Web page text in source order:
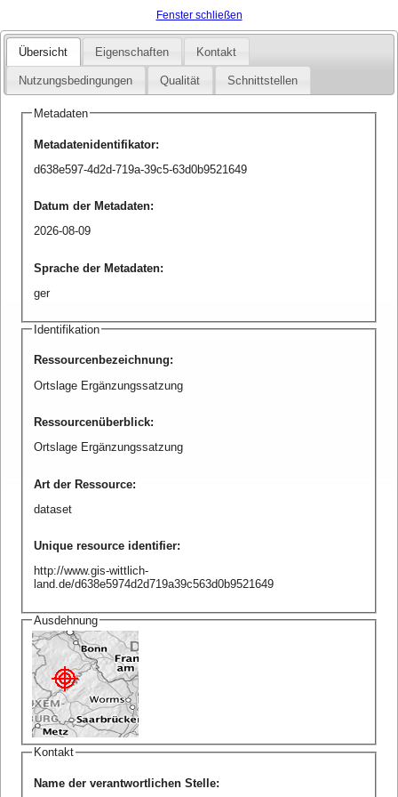
Fenster schließen
Übersicht Eigenschaften Kontakt
Nutzungsbedingungen Qualität Schnittstellen
Metadaten
Metadatenidentifikator:
d638e597-4d2d-719a-39c5-63d0b9521649
Datum der Metadaten:
2026-08-09
Sprache der Metadaten:
ger
Identifikation
Ressourcenbezeichnung:
Ortslage Ergänzungssatzung
Ressourcenüberblick:
Ortslage Ergänzungssatzung
Art der Ressource:
dataset
Unique resource identifier:
http://www.gis-wittlich-
land.de/d638e5974d2d719a39c563d0b9521649
Ausdehnung
Kontakt
Name der verantwortlichen Stelle: